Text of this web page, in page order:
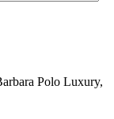
Polo Luxury,